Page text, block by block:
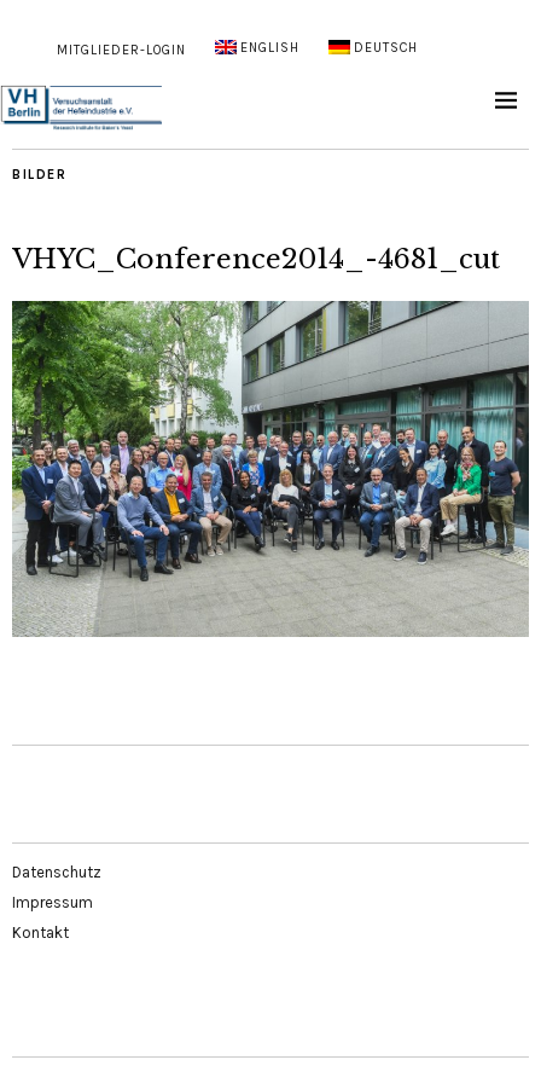
MITGLIEDER-LOGIN ENGLISH DEUTSCH
BILDER
VHYC_Conference2014_-4681_cut
Datenschutz
Impressum
Kontakt